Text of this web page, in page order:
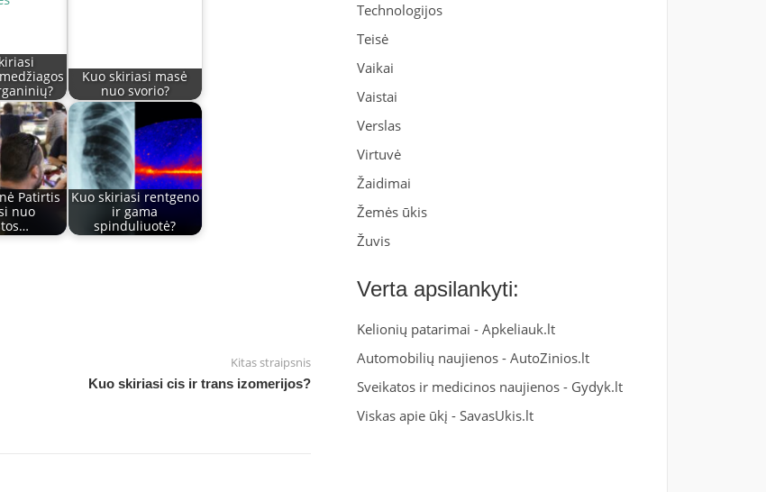
Kuo skiriasi masė
nuo svorio?
Patirtis
nuo
Kuo skiriasi rentgeno
ir gama
spinduliuotė?
Kitas straipsnis
Kuo skiriasi cis ir trans izomerijos?
Technologijos
Teisė
Vaikai
Vaistai
Verslas
Virtuvė
Žaidimai
Žemės ūkis
Žuvis
Verta apsilankyti:
Kelionių patarimai -Apkeliauk.lt
Automobilių naujienos -AutoZinios.lt
Sveikatos ir medicinos naujienos - Gydyk.lt
Viskas apie ūkį -SavasUkis.lt